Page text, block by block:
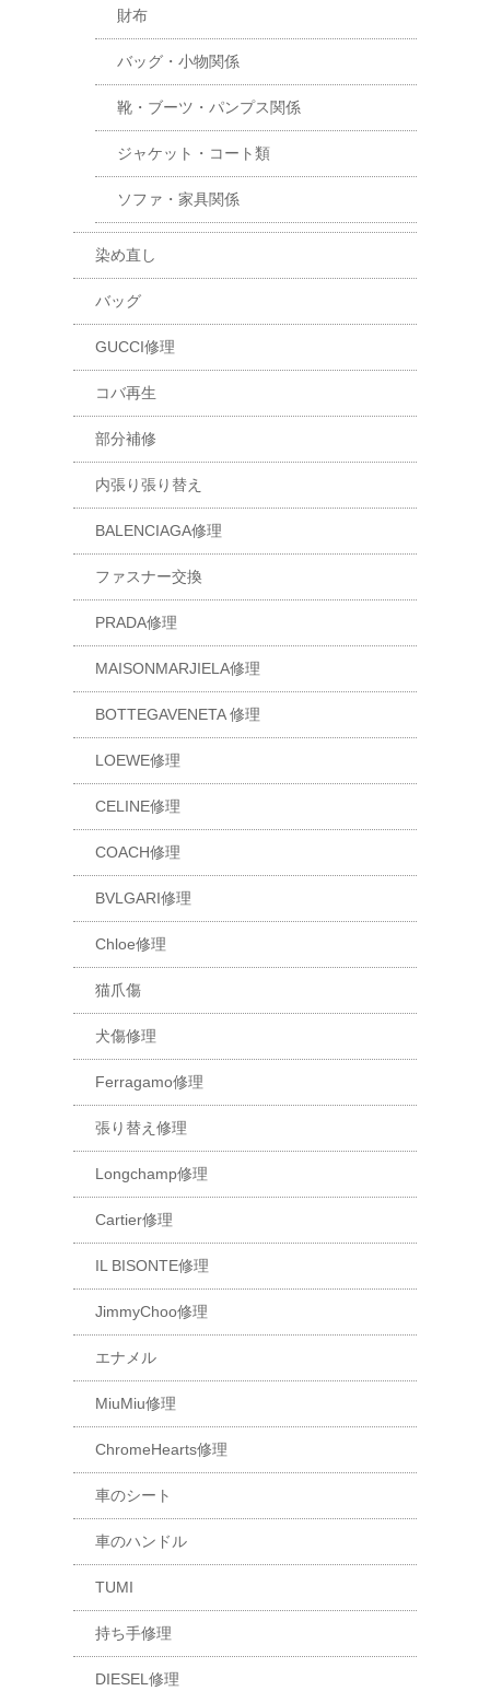
財布
バッグ・小物関係
靴・ブーツ・パンプス関係
ジャケット・コート類
ソファ・家具関係
染め直し
バッグ
GUCCI修理
コバ再生
部分補修
内張り張り替え
BALENCIAGA修理
ファスナー交換
PRADA修理
MAISONMARJIELA修理
BOTTEGAVENETA 修理
LOEWE修理
CELINE修理
COACH修理
BVLGARI修理
Chloe修理
猫爪傷
犬傷修理
Ferragamo修理
張り替え修理
Longchamp修理
Cartier修理
IL BISONTE修理
JimmyChoo修理
エナメル
MiuMiu修理
ChromeHearts修理
車のシート
車のハンドル
TUMI
持ち手修理
DIESEL修理